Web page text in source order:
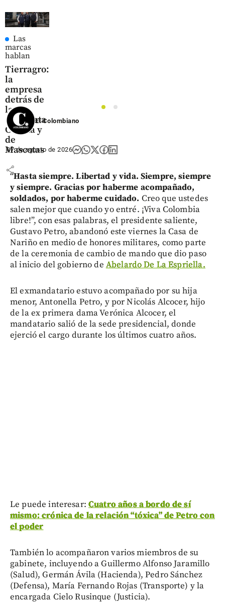
Las
marcas
hablan
Tierragro:
la
empresa
detrás de
la
Caminata
Canina y
de
Mascotas
share
1
2
El Colombiano
07 de agosto de 2026
“Hasta siempre. Libertad y vida. Siempre, siempre
y siempre. Gracias por haberme acompañado,
soldados, por haberme cuidado. Creo que ustedes
salen mejor que cuando yo entré. ¡Viva Colombia
libre!”, con esas palabras, el presidente saliente,
Gustavo Petro, abandonó este viernes la Casa de
Nariño en medio de honores militares, como parte
de la ceremonia de cambio de mando que dio paso
al inicio del gobierno de Abelardo De La Espriella.
El exmandatario estuvo acompañado por su hija
menor, Antonella Petro, y por Nicolás Alcocer, hijo
de la ex primera dama Verónica Alcocer, el
mandatario salió de la sede presidencial, donde
ejerció el cargo durante los últimos cuatro años.
Le puede interesar: Cuatro años a bordo de sí
mismo: crónica de la relación “tóxica” de Petro con
el poder
También lo acompañaron varios miembros de su
gabinete, incluyendo a Guillermo Alfonso Jaramillo
(Salud), Germán Ávila (Hacienda), Pedro Sánchez
(Defensa), María Fernando Rojas (Transporte) y la
encargada Cielo Rusinque (Justicia).